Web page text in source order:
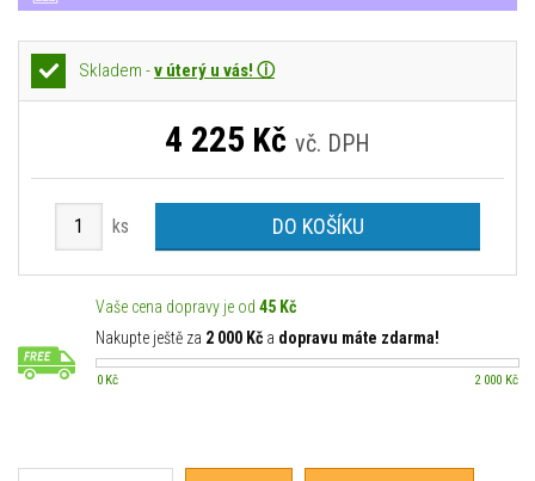
Skladem -v úterý u vás! ⓘ
4 225 Kč vč. DPH
ks DO KOŠÍKU
Vaše cena dopravy je od 45 Kč
Nakupte ještě za 2 000 Kč a dopravu máte zdarma!
0 Kč 2 000 Kč